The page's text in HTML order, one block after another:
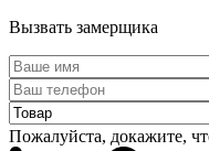
Вызвать замерщика
Пожалуйста, докажите,